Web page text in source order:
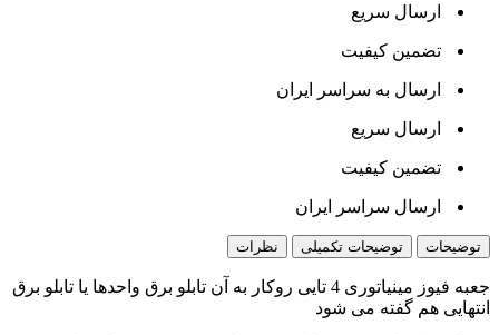
ارسال سریع
تضمین کیفیت
ارسال به سراسر ایران
ارسال سریع
تضمین کیفیت
ارسال سراسر ایران
توضیحات توضیحات تکمیلی نظرات
جعبه فیوز مینیاتوری 4 تایی روکار به آن تابلو برق واحدها یا تابلو برق
انتهایی هم گفته می شود